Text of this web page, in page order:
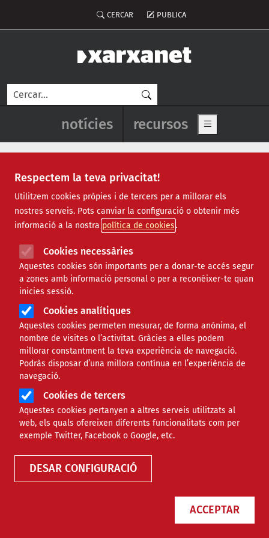
Respectem la teva privacitat!
Utilitzem cookies pròpies i de tercers per a millorar els
nostres serveis. Pots canviar la configuració o obtenir més
informació a la nostra política de cookies
Cookies necessàries
Aquestes cookies són importants per a donar-te accés segur
a zones amb informació personal o per a reconèixer-te quan
inicies sessió.
Cookies analítiques
Aquestes cookies permeten mesurar, de forma anònima, el
nombre de visites o l’activitat. Gràcies a elles podem
millorar constantment la teva experiència de navegació.
Podràs disposar d’una millora contínua en l’experiència de
navegació.
Cookies de tercers
Aquestes cookies pertanyen a altres serveis utilitzats al
web, els quals ofereixen diferents funcionalitats com per
exemple Twitter, Facebook o Google, etc.
DESAR CONFIGURACIÓ
ACCEPTAR
Menú del compte d'usuari
CERCAR PUBLICA
Cerca
Navegació principal de
notícies recursos Show main
Recursos
Tots | Econòmic | Jurídic | Projectes | Tecnològic |
Formació | Finançament | Biblioteca |
Ofertes de feina
Webinars
Àmbit
Claus per detectar estafes
que suplanten l'Agència
Tributària
Comparteix
F
a
X Compartir en altres xarxes socials
23/09/2021